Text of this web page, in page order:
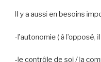
Il y a aussi en besoins
-l’autonomie ( à l’opposé,
-le contrôle de soi / la